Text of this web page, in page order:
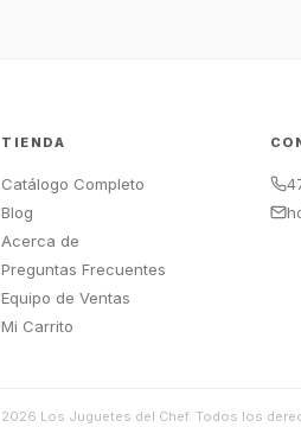
TIENDA
Catálogo Completo
Blog
Acerca de
Preguntas Frecuentes
Equipo de Ventas
Mi Carrito
2026 Los Juguetes del Chef. Todos los